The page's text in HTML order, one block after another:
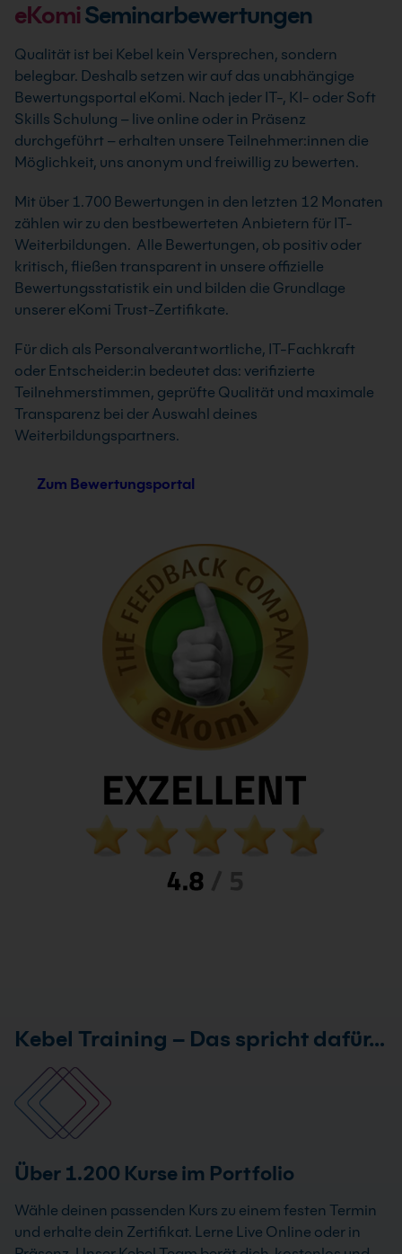
eKomiSeminarbewertungen
Qualität ist bei Kebel kein Versprechen, sondern
belegbar. Deshalb setzen wir auf das unabhängige
Bewertungsportal eKomi. Nach jeder IT-, KI- oder Soft
Skills Schulung – live online oder in Präsenz
durchgeführt – erhalten unsere Teilnehmer:innen die
Möglichkeit, uns anonym und freiwillig zu bewerten.
Mit über 1.700 Bewertungen in den letzten 12 Monaten
zählen wir zu den bestbewerteten Anbietern für IT-
Weiterbildungen. Alle Bewertungen, ob positiv oder
kritisch, fließen transparent in unsere offizielle
Bewertungsstatistik ein und bilden die Grundlage
unserer eKomi Trust-Zertifikate.
Für dich als Personalverantwortliche, IT-Fachkraft
oder Entscheider:in bedeutet das: verifizierte
Teilnehmerstimmen, geprüfte Qualität und maximale
Transparenz bei der Auswahl deines
Weiterbildungspartners.
Zum Bewertungsportal
Kebel Training – Das spricht dafür…
Über 1.200 Kurse im Portfolio
Wähle deinen passenden Kurs zu einem festen Termin
und erhalte dein Zertifikat. Lerne Live Online oder in